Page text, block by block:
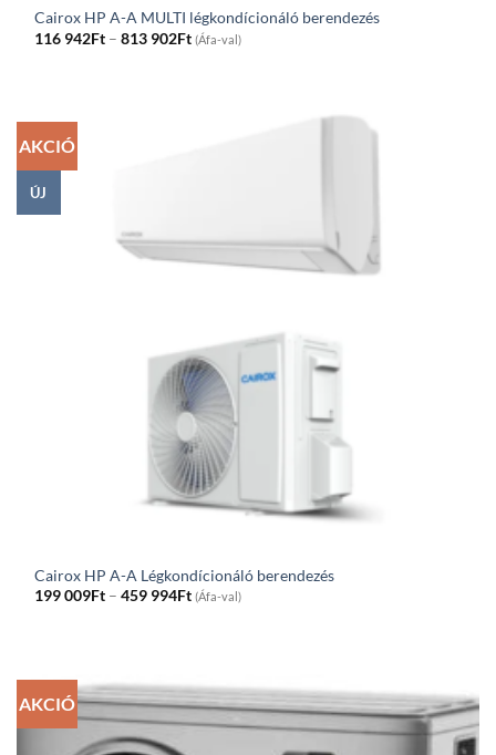
Cairox HP A-A MULTI légkondícionáló berendezés
116 942Ft – 813 902FtPrice
range:
(Áfa-val)
AKCIÓ
ÚJ
Cairox HP A-A Légkondícionáló berendezés
199 009Ft – 459 994FtPrice
range:
(Áfa-val)
AKCIÓ